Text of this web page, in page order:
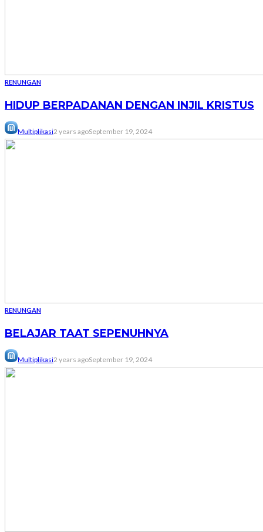
RENUNGAN
HIDUP BERPADANAN DENGAN INJIL KRISTUS
Multiplikasi2 years agoSeptember 19, 2024
RENUNGAN
BELAJAR TAAT SEPENUHNYA
Multiplikasi2 years agoSeptember 19, 2024